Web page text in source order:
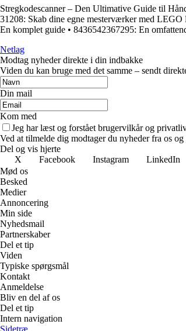
Stregkodescanner – Den Ultimative Guide til
31208: Skab dine egne mesterværker med LEGO
En komplet guide • 8436542367295: En
Netlag
Modtag nyheder direkte i din indbakke
Viden du kan bruge med det samme – sendt
Din mail
Kom med
Jeg har læst og forstået brugervilkår og
Ved at tilmelde dig modtager du nyheder fra os
Del og vis hjerte
X
Facebook Instagram LinkedIn
Mød os
Besked
Medier
Annoncering
Min side
Nyhedsmail
Partnerskaber
Del et tip
Viden
Typiske spørgsmål
Kontakt
Anmeldelse
Bliv en del af os
Del et tip
Intern navigation
Sidetræ